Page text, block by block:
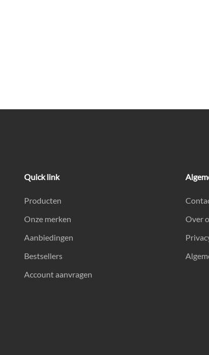
Quick link
Producten
Onze merken
Aanbiedingen
Bestsellers
Account aanvragen
Over